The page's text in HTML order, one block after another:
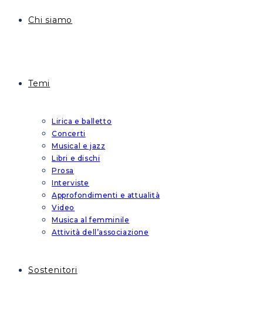
Chi siamo
Temi
Lirica e balletto
Concerti
Musical e jazz
Libri e dischi
Prosa
Interviste
Approfondimenti e attualità
Video
Musica al femminile
Attività dell’associazione
Sostenitori